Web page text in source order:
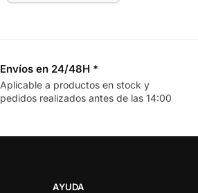
Envíos en 24/48H *
Aplicable a productos en stock y
pedidos realizados antes de las 14:00
AYUDA